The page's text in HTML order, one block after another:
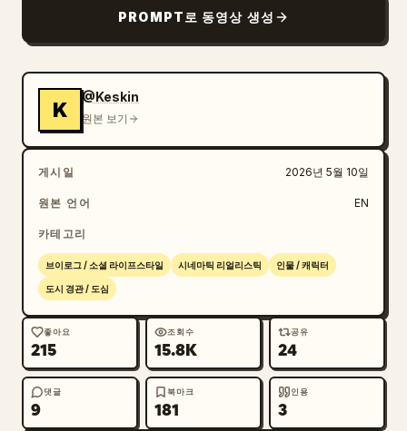
강렬한 록 비트가 컷에 완벽하게 맞춰집니다.
루브르 박물관 피라미드 시퀀스. 그녀가 카메라를 잡고
유리 피라미드를 향해 달려갈 때 카메라가 초역동적으
로 주위를 돕니다. 다음 장면들이 빠르게 교차 편집됩
니다:
— 뒤돌아보며 웃는 모습
— 활짝 웃는 클로즈업
— 로우 앵글 패션 샷
— 빠른 핸드헬드 브이로그 무빙
일렉트릭 기타 사운드가 고조됩니다.
[00:05-00:06]
노트르담 대성당. 그녀가 갑자기 카메라를 향해 몸을
돌리고, 뒤편의 군중은 모션 블러 타임랩스로 흐릿하게
지나갑니다. 그녀가 일본어로 크게 웃으며 말합니다:
「ヤバい、映画みたい！！」
PROMPT로 동영상 생성
K
@Keskin
원본 보기
게시일 2026년 5월 10일
원본 언어 EN
카테고리
브이로그 / 소셜 라이프스타일 시네마틱 리얼리스틱 인물 / 캐릭터
도시 경관 / 도심
좋아요
215
조회수
15.8K
공유
24
댓글
9
북마크
181
인용
3